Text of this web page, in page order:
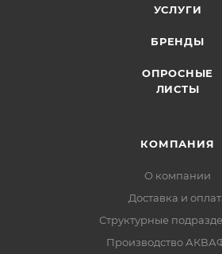
УСЛУГИ
БРЕНДЫ
ОПРОСНЫЕ
ЛИСТЫ
КОМПАНИЯ
О компании
Доставка и
Структурные
Производство